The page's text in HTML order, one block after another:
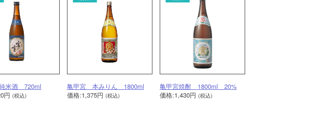
米酒 720ml
円 (税込)
亀甲宮 本みりん 1800ml
価格:1,375円 (税込)
亀甲宮焼酎 1800ml 20%
価格:1,430円 (税込)